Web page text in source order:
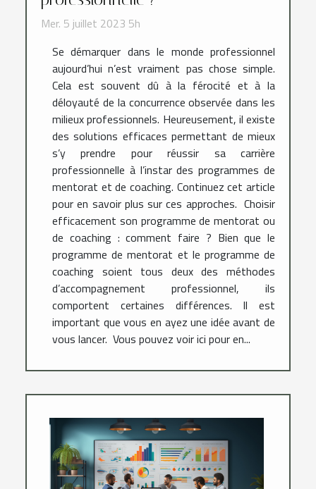
Mer. 5 juillet 2023 5h
Se démarquer dans le monde professionnel
aujourd’hui n’est vraiment pas chose simple.
Cela est souvent dû à la férocité et à la
déloyauté de la concurrence observée dans les
milieux professionnels. Heureusement, il existe
des solutions efficaces permettant de mieux
s’y prendre pour réussir sa carrière
professionnelle à l’instar des programmes de
mentorat et de coaching. Continuez cet article
pour en savoir plus sur ces approches. Choisir
efficacement son programme de mentorat ou
de coaching : comment faire ? Bien que le
programme de mentorat et le programme de
coaching soient tous deux des méthodes
d’accompagnement professionnel, ils
comportent certaines différences. Il est
important que vous en ayez une idée avant de
vous lancer. Vous pouvez voir ici pour en...